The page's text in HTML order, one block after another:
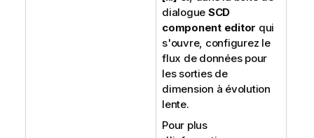
dialogue SCD
component editor qui
s'ouvre, configurez le
flux de données pour
les sorties de
dimension à évolution
lente.
Pour plus